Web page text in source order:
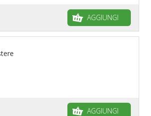
AGGIUNGI
AGGIUNGI